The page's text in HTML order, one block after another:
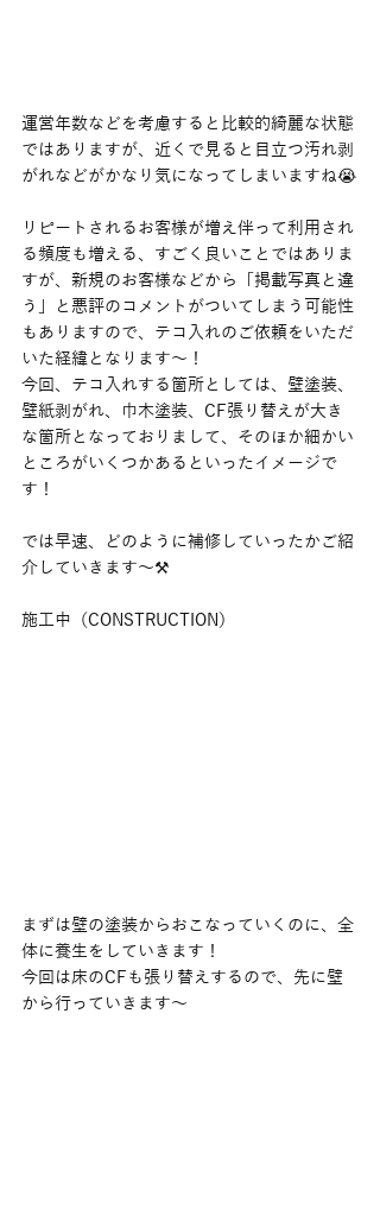
運営年数などを考慮すると比較的綺麗な状態
ではありますが、近くで見ると目立つ汚れ剥
がれなどがかなり気になってしまいますね😭
リピートされるお客様が増え伴って利用され
る頻度も増える、すごく良いことではありま
すが、新規のお客様などから「掲載写真と違
う」と悪評のコメントがついてしまう可能性
もありますので、テコ入れのご依頼をいただ
いた経緯となります〜！
今回、テコ入れする箇所としては、壁塗装、
壁紙剥がれ、巾木塗装、CF張り替えが大き
な箇所となっておりまして、そのほか細かい
ところがいくつかあるといったイメージで
す！
では早速、どのように補修していったかご紹
介していきます〜⚒
施工中（CONSTRUCTION）
まずは壁の塗装からおこなっていくのに、全
体に養生をしていきます！
今回は床のCFも張り替えするので、先に壁
から行っていきます〜